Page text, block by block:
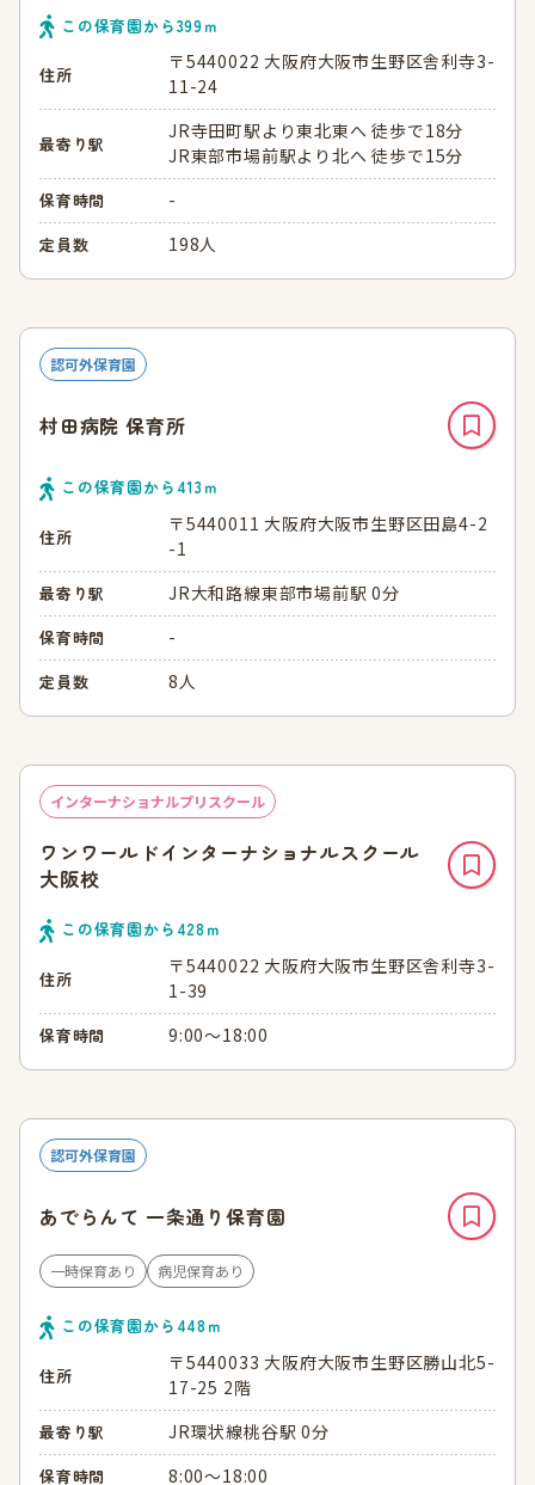
この保育園から399ｍ
住所
〒5440022 大阪府大阪市生野区舎利寺3-
11-24
最寄り駅
JR寺田町駅より東北東へ 徒歩で18分
JR東部市場前駅より北へ 徒歩で15分
保育時間 -
定員数 198人
認可外保育園
村田病院 保育所
この保育園から 413ｍ
住所
〒5440011 大阪府大阪市生野区田島4-2
-1
最寄り駅 JR大和路線東部市場前駅 0分
保育時間 -
定員数 8人
インターナショナルプリスクール
ワンワールドインターナショナルスクール
大阪校
この保育園から 428ｍ
住所
〒5440022 大阪府大阪市生野区舎利寺3-
1-39
保育時間 9:00～18:00
認可外保育園
あでらんて 一条通り保育園
一時保育あり 病児保育あり
この保育園から 448ｍ
住所
〒5440033 大阪府大阪市生野区勝山北5-
17-25 2階
最寄り駅 JR環状線桃谷駅 0分
保育時間 8:00～18:00